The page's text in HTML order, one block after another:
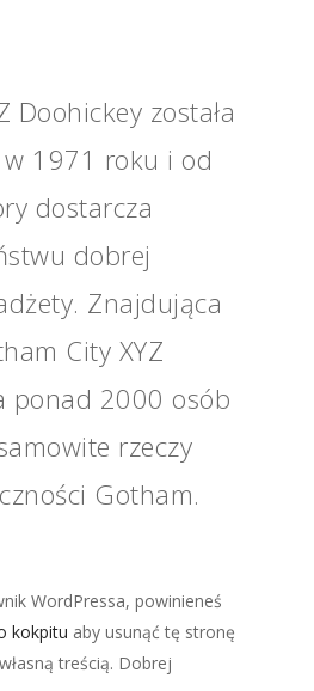
Doohickey została
w 1971 roku i od
dostarcza
dobrej
Znajdująca
City XYZ
ponad 2000 osób
rzeczy
Gotham.
WordPressa, powinieneś
kokpitu aby usunąć tę stronę
treścią. Dobrej